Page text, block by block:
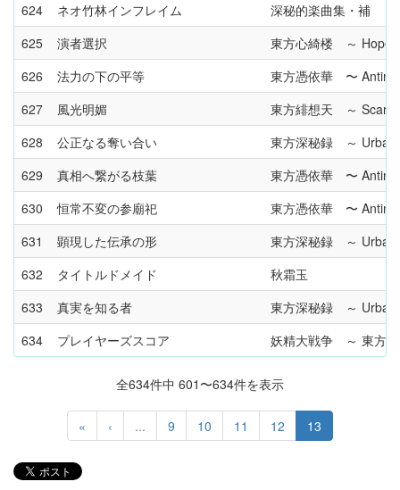
624
ネオ竹林インフレイム
深秘的楽曲集・補
625
演者選択
東方心綺楼 ～
626
法力の下の平等
東方憑依華 〜
627
風光明媚
東方緋想天 ～
628
公正なる奪い合い
東方深秘録 ～ Urban
629
真相へ繋がる枝葉
東方憑依華 〜
630
恒常不変の参廟祀
東方憑依華 〜
631
顕現した伝承の形
東方深秘録 ～ Urban
632
タイトルドメイド
秋霜玉
633
真実を知る者
東方深秘録 ～ Urban
634
プレイヤーズスコア 妖精大戦争 ～ 東方
全634件中 601〜634件を表示
« ‹ ... 9 10 11 12 13